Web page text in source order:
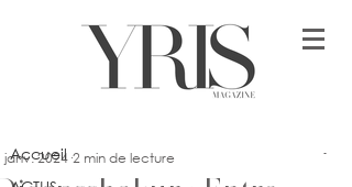
Accueil
janv. 2024 2 min de lecture